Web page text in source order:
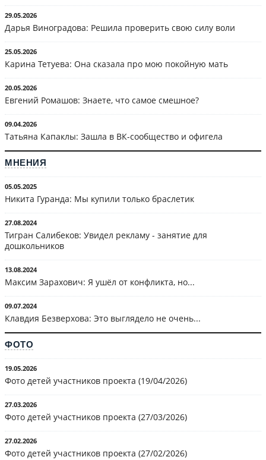
29.05.2026
Дарья Виноградова: Решила проверить свою силу воли
25.05.2026
Карина Тетуева: Она сказала про мою покойную мать
20.05.2026
Евгений Ромашов: Знаете, что самое смешное?
09.04.2026
Татьяна Капаклы: Зашла в ВК-сообщество и офигела
МНЕНИЯ
05.05.2025
Никита Гуранда: Мы купили только браслетик
27.08.2024
Тигран Салибеков: Увидел рекламу - занятие для
дошкольников
13.08.2024
Максим Зарахович: Я ушёл от конфликта, но...
09.07.2024
Клавдия Безверхова: Это выглядело не очень...
ФОТО
19.05.2026
Фото детей участников проекта (19/04/2026)
27.03.2026
Фото детей участников проекта (27/03/2026)
27.02.2026
Фото детей участников проекта (27/02/2026)